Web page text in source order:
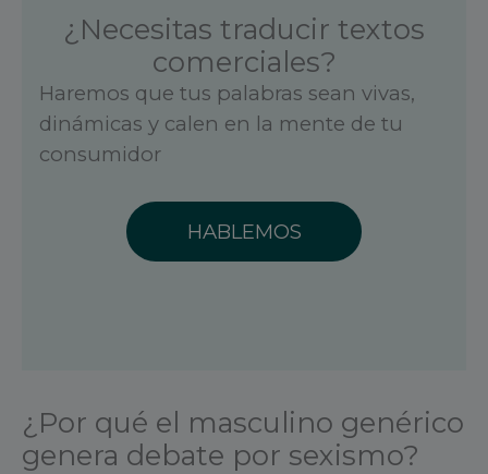
¿Necesitas traducir textos
comerciales?
Haremos que tus palabras sean vivas,
dinámicas y calen en la mente de tu
consumidor
HABLEMOS
¿Por qué el masculino genérico
genera debate por sexismo?